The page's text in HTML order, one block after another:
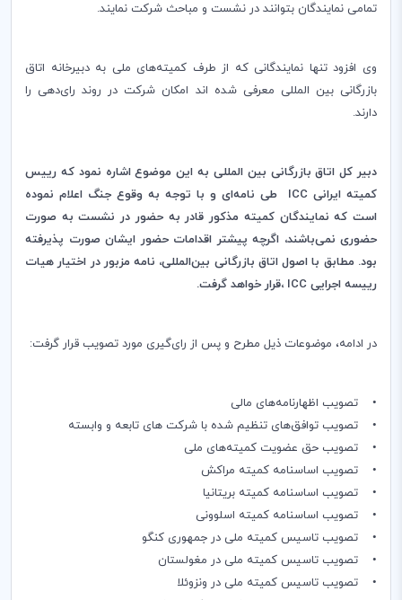
تمامی نمایندگان بتوانند در نشست و مباحث شرکت نمایند.
وی افزود تنها نمایندگانی که از طرف کمیته‌های ملی به دبیرخانه اتاق
بازرگانی بین المللی معرفی شده اند امکان شرکت در روند رای‌دهی را
دارند.
دبیر کل اتاق بازرگانی بین المللی به این موضوع اشاره نمود که رییس
کمیته ایرانی ICC طی نامه‌ای و با توجه به وقوع جنگ اعلام نموده
است که نمایندگان کمیته مذکور قادر به حضور در نشست به صورت
حضوری نمی‌باشند، اگرچه پیشتر اقدامات حضور ایشان صورت پذیرفته
بود. مطابق با اصول اتاق بازرگانی بین‌المللی، نامه مزبور در اختیار هیات
رییسه اجرایی ICC ‌،قرار خواهد گرفت.
در ادامه، موضوعات ذیل مطرح و پس از رای‌گیری مورد تصویب قرار گرفت:
• تصویب اظهارنامه‌های مالی
• تصویب توافق‌های تنظیم شده با شرکت های تابعه و ‌وابسته
• تصویب حق عضویت کمیته‌های ملی
• تصویب اساسنامه کمیته مراکش
• تصویب اساسنامه کمیته بریتانیا
• تصویب اساسنامه کمیته اسلوونی
• تصویب تاسیس کمیته ملی در جمهوری کنگو
• تصویب تاسیس کمیته ملی در مغولستان
• تصویب تاسیس کمیته ملی در ونزوئلا